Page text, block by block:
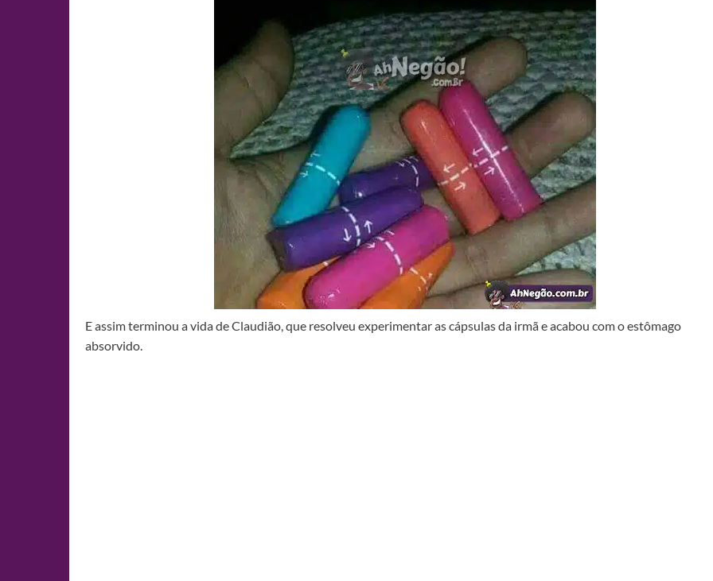
E assim terminou a vida de Claudião, que resolveu experimentar as cápsulas da irmã e acabou com o estômago
absorvido.